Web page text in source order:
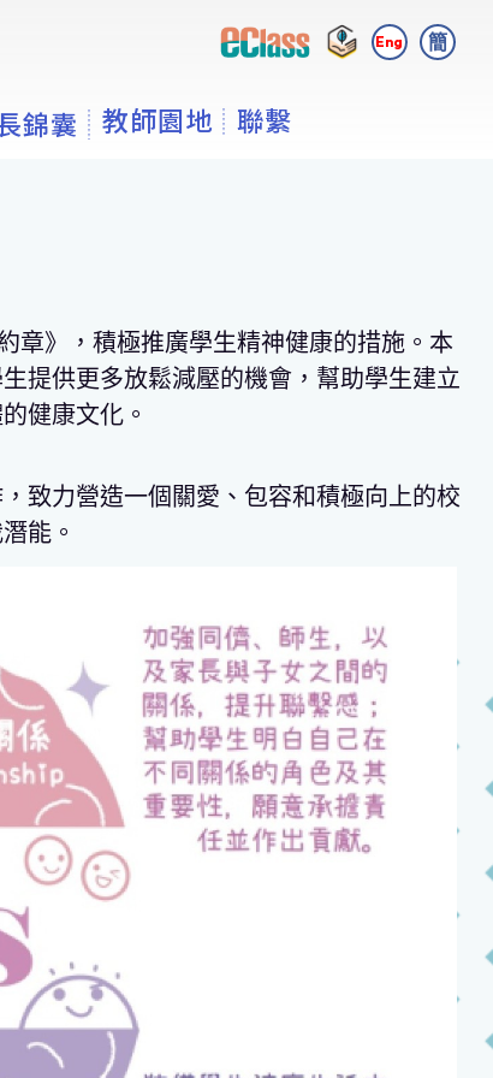
Eng 簡
錦囊 教師園地 聯繫
章》，積極推廣學生精神健康的措施。 本
提供更多放鬆減壓的機會，幫助學生建立
健康文化。
致力營造一個關愛、包容和積極向上的校
能。